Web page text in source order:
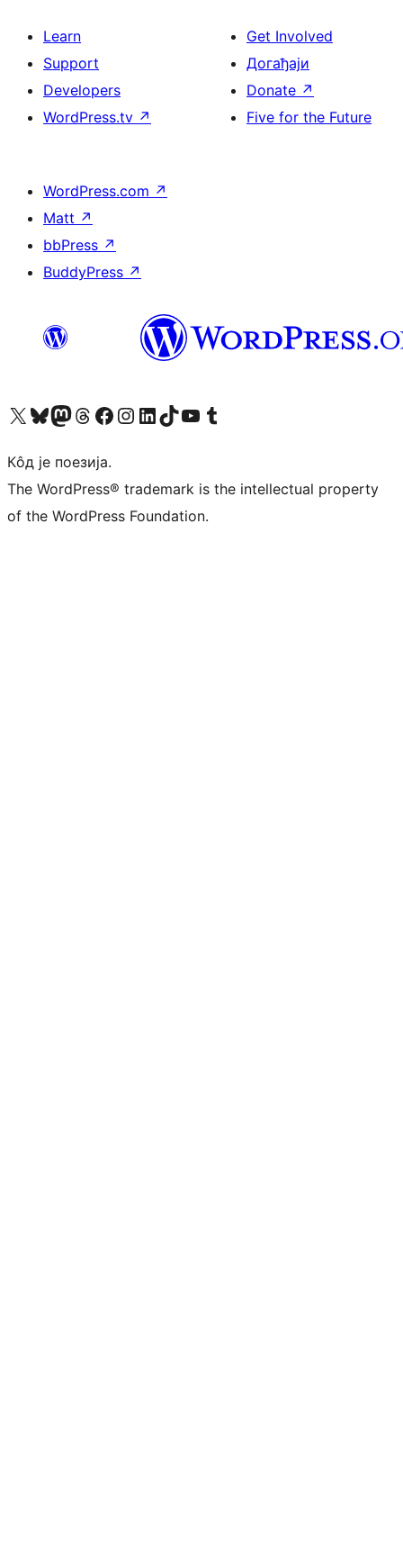
Learn
Support
Developers
WordPress.tv ↗
Get Involved
Догађаји
Donate ↗
Five for the Future
WordPress.com ↗
Matt ↗
bbPress ↗
BuddyPress ↗
Visit our X (formerly Twitter) account
Посетите наш Bluesky налог
Visit our Mastodon account
Посетите наш налог на Threads-у Visit our Facebook page
Посетите наш Инстаграм налог
Visit our LinkedIn account
Посетите наш TikTok налог
Visit our YouTube channel
Посетите наш Tumblr налог
Кôд је поезија.
The WordPress® trademark is the intellectual property
of the WordPress Foundation.